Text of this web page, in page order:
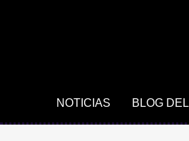
NOTICIAS BLOG